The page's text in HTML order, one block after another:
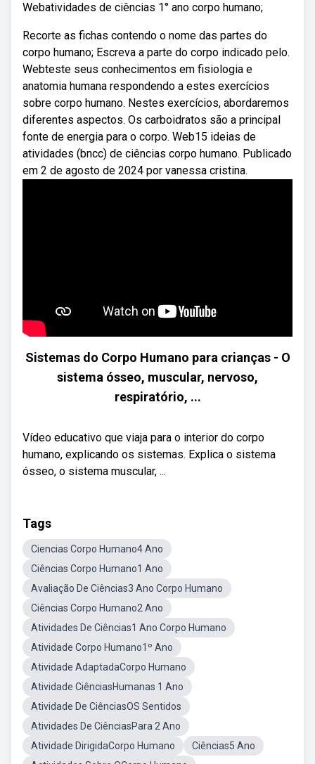
Webatividades de ciências 1° ano corpo humano;
Recorte as fichas contendo o nome das partes do
corpo humano; Escreva a parte do corpo indicado pelo.
Webteste seus conhecimentos em fisiologia e
anatomia humana respondendo a estes exercícios
sobre corpo humano. Nestes exercícios, abordaremos
diferentes aspectos. Os carboidratos são a principal
fonte de energia para o corpo. Web15 ideias de
atividades (bncc) de ciências corpo humano. Publicado
em 2 de agosto de 2024 por vanessa cristina.
Sistemas do Corpo Humano para crianças - O
sistema ósseo, muscular, nervoso,
respiratório, ...
Vídeo educativo que viaja para o interior do corpo
humano, explicando os sistemas. Explica o sistema
ósseo, o sistema muscular, ...
Tags
Ciencias Corpo Humano4 Ano
Ciências Corpo Humano1 Ano
Avaliação De Ciências3 Ano Corpo Humano
Ciências Corpo Humano2 Ano
Atividades De Ciências1 Ano Corpo Humano
Atividade Corpo Humano1º Ano
Atividade AdaptadaCorpo Humano
Atividade CiênciasHumanas 1 Ano
Atividade De CiênciasOS Sentidos
Atividades De CiênciasPara 2 Ano
Atividade DirigidaCorpo Humano
Ciências5 Ano